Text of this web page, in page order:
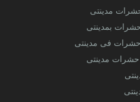
مدينتى
بمدينتى
فى مدينتى
حشرات مدينتى